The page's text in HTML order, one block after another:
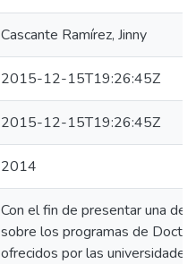
Cascante Ramírez, Jinny
2015-12-15T19:26:45Z
2015-12-15T19:26:45Z
2014
Con el fin de presentar una
sobre los programas de
ofrecidos por las